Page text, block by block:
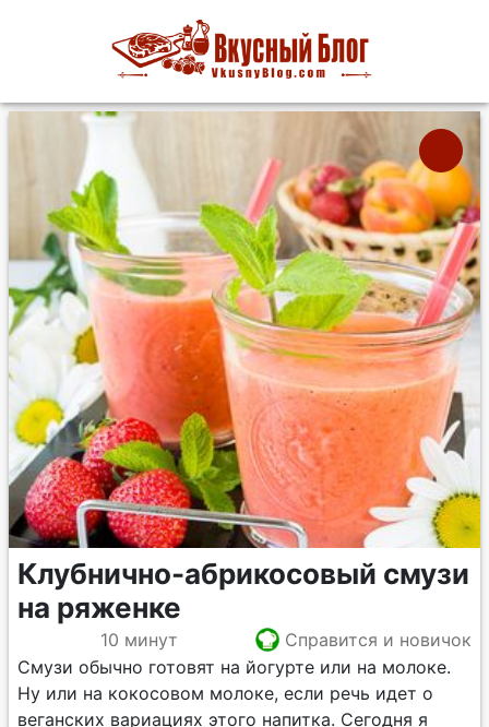
Клубнично-абрикосовый смузи
на ряженке
10 минут
Справится и новичок
Смузи обычно готовят на йогурте или на молоке.
Ну или на кокосовом молоке, если речь идет о
веганских вариациях этого напитка. Сегодня я